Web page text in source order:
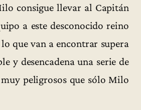
consigue llevar al Capitán
a este desconocido reino
que van a encontrar supera
y desencadena una serie de
peligrosos que sólo Milo